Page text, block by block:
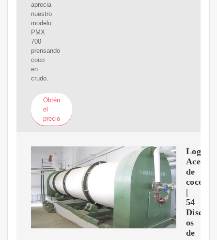
aprecia
nuestro
modelo
PMX
700
prensando
coco
en
crudo.
Obtén
el
precio
Logos:
Aceite
de
coco
|
54
Dise?
os
de